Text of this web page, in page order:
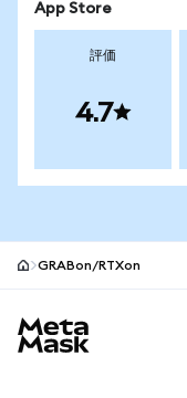
App Store
評価
4.7
GRABon/RTXon